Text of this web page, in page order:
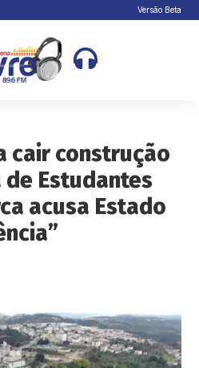
Versão Beta

cair construção
de Estudantes
acusa Estado